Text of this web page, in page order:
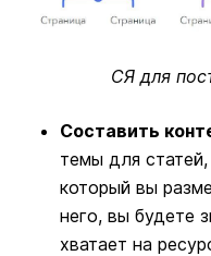
СЯ для
Составить
темы для
который вы
него, вы будете
хватает на